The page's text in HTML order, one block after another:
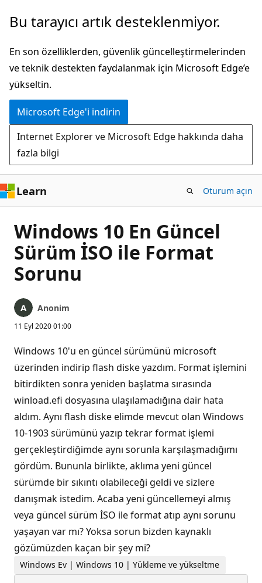
Ana
atla
Bu tarayıcı artık desteklenmiyor.
En son özelliklerden, güvenlik güncelleştirmelerinden
ve teknik destekten faydalanmak için Microsoft Edge’e
yükseltin.
Microsoft Edge'i indirin
Internet Explorer ve Microsoft Edge hakkında daha
fazla bilgi
Learn Oturum açın
Windows 10 En Güncel
Sürüm İSO ile Format
Sorunu
Anonim
11 Eyl 2020 01:00
Windows 10'u en güncel sürümünü microsoft
üzerinden indirip flash diske yazdım. Format işlemini
bitirdikten sonra yeniden başlatma sırasında
winload.efi dosyasına ulaşılamadığına dair hata
aldım. Aynı flash diske elimde mevcut olan Windows
10-1903 sürümünü yazıp tekrar format işlemi
gerçekleştirdiğimde aynı sorunla karşılaşmadığımı
gördüm. Bununla birlikte, aklıma yeni güncel
sürümde bir sıkıntı olabileceği geldi ve sizlere
danışmak istedim. Acaba yeni güncellemeyi almış
veya güncel sürüm İSO ile format atıp aynı sorunu
yaşayan var mı? Yoksa sorun bizden kaynaklı
gözümüzden kaçan bir şey mi?
Windows Ev | Windows 10 | Yükleme ve yükseltme